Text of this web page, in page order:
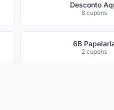
Desconto
8 cupons
6B
2 cupons